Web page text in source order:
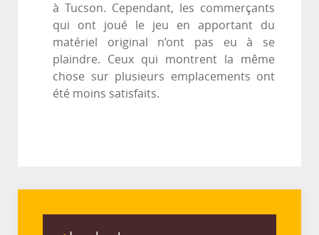
à Tucson. Cependant, les commerçants
qui ont joué le jeu en apportant du
matériel original n’ont pas eu à se
plaindre. Ceux qui montrent la même
chose sur plusieurs emplacements ont
été moins satisfaits.